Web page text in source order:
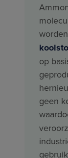
op
geen